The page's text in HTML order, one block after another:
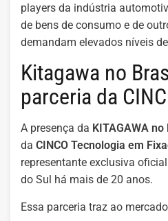
players da indústria
de bens de consumo e de
demandam elevados níveis
Kitagawa no
parceria da
A presença da KITAGAWA no
da CINCO Tecnologia em
representante exclusiva
do Sul há mais de 20 anos.
Essa parceria traz ao